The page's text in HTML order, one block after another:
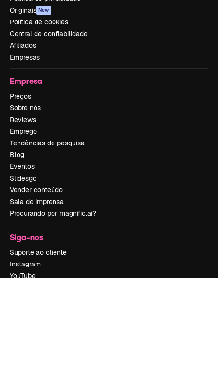
Originais New
Política de cookies
Central de confiabilidade
Afiliados
Empresas
Empresa
Preços
Sobre nós
Reviews
Emprego
Tendências de pesquisa
Blog
Eventos
Slidesgo
Vender conteúdo
Sala de imprensa
Procurando por magnific.ai?
Siga-nos
Suporte ao cliente
Instagram
YouTube